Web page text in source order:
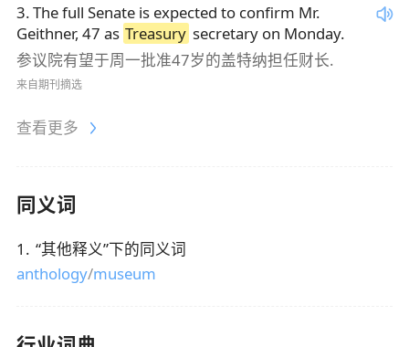
3.The full Senate is expected to confirm Mr.
Geithner, 47 as Treasury secretary on Monday.
参议院有望于周一批准47岁的盖特纳担任财长.
来自期刊摘选
查看更多
同义词
1 . “其他释义”下的同义词
anthology/museum